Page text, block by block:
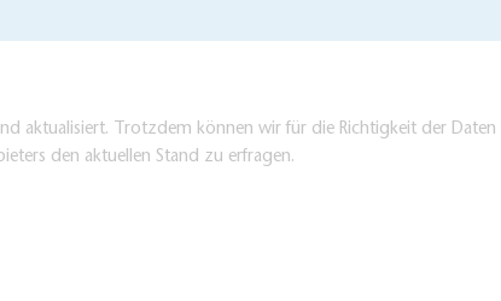
aktualisiert. Trotzdem können wir für die Richtigkeit der
den aktuellen Stand zu erfragen.